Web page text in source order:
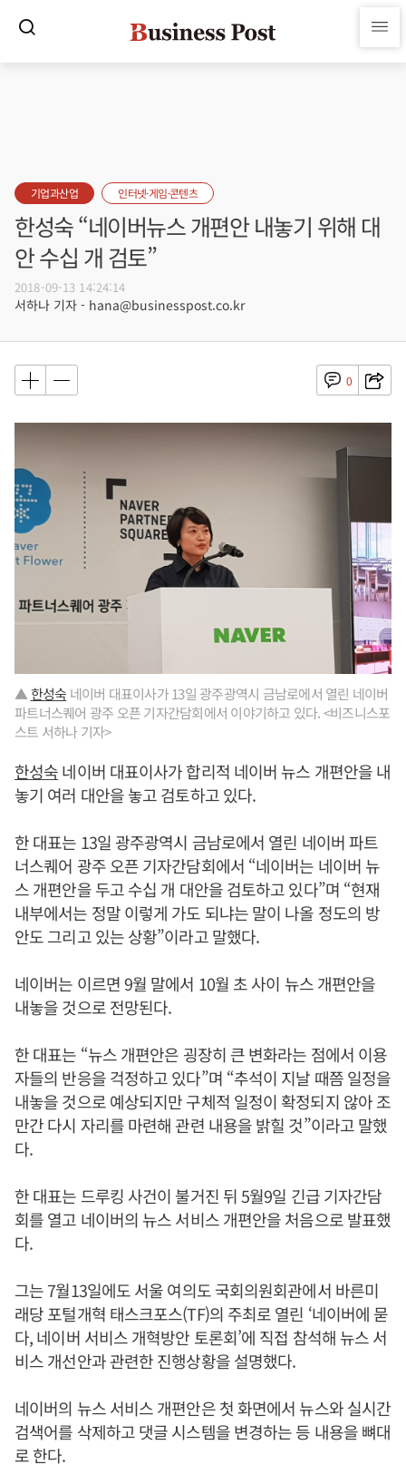
기업과산업 인터넷·게임·콘텐츠
한성숙 “네이버뉴스 개편안 내놓기 위해 대
안 수십 개 검토”
2018-09-13 14:24:14
서하나 기자 - hana@businesspost.co.kr
0
▲한성숙 네이버 대표이사가 13일 광주광역시 금남로에서 열린 네이버
파트너스퀘어 광주 오픈 기자간담회에서 이야기하고 있다. <비즈니스포
스트 서하나 기자>
한성숙네이버 대표이사가 합리적 네이버 뉴스 개편안을 내
놓기 여러 대안을 놓고 검토하고 있다.
한 대표는 13일 광주광역시 금남로에서 열린 네이버 파트
너스퀘어 광주 오픈 기자간담회에서 “네이버는 네이버 뉴
스 개편안을 두고 수십 개 대안을 검토하고 있다”며 “현재
내부에서는 정말 이렇게 가도 되냐는 말이 나올 정도의 방
안도 그리고 있는 상황”이라고 말했다.
네이버는 이르면 9월 말에서 10월 초 사이 뉴스 개편안을
내놓을 것으로 전망된다.
한 대표는 “뉴스 개편안은 굉장히 큰 변화라는 점에서 이용
자들의 반응을 걱정하고 있다”며 “추석이 지날 때쯤 일정을
내놓을 것으로 예상되지만 구체적 일정이 확정되지 않아 조
만간 다시 자리를 마련해 관련 내용을 밝힐 것”이라고 말했
다.
한 대표는 드루킹 사건이 불거진 뒤 5월9일 긴급 기자간담
회를 열고 네이버의 뉴스 서비스 개편안을 처음으로 발표했
다.
그는 7월13일에도 서울 여의도 국회의원회관에서 바른미
래당 포털개혁 태스크포스(TF)의 주최로 열린 ‘네이버에 묻
다, 네이버 서비스 개혁방안 토론회’에 직접 참석해 뉴스 서
비스 개선안과 관련한 진행상황을 설명했다.
네이버의 뉴스 서비스 개편안은 첫 화면에서 뉴스와 실시간
검색어를 삭제하고 댓글 시스템을 변경하는 등 내용을 뼈대
로 한다.